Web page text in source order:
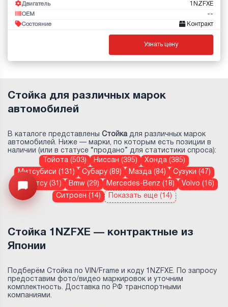
Двигатель 1NZFXE
OEM --
Состояние Контракт
Узнать цену
Узнайте цену запчасти -> Открыть меню
Стойка для различных марок
автомобилей
В каталоге представлены Стойкадля различных марок
автомобилей. Ниже — марки, по которым есть позиции в
наличии (или в статусе “продано” для статистики спроса):
Тойота (503)
Ниссан (395)
Хонда (385)
Митсубиси (131)
Субару (89) Мазда (84)
Сузуки (47)
Дайхатсу (31)
Bmw (29) Mercedes-Benz (18)
Volvo (16)
Ситроен (14)
Показать еще (14)
Стойка 1NZFXE — контрактные из
Японии
Подберём Стойка по VIN/Frame и коду 1NZFXE. По запросу
предоставим фото/видео маркировок и уточним
комплектность. Доставка по РФ транспортными
компаниями.